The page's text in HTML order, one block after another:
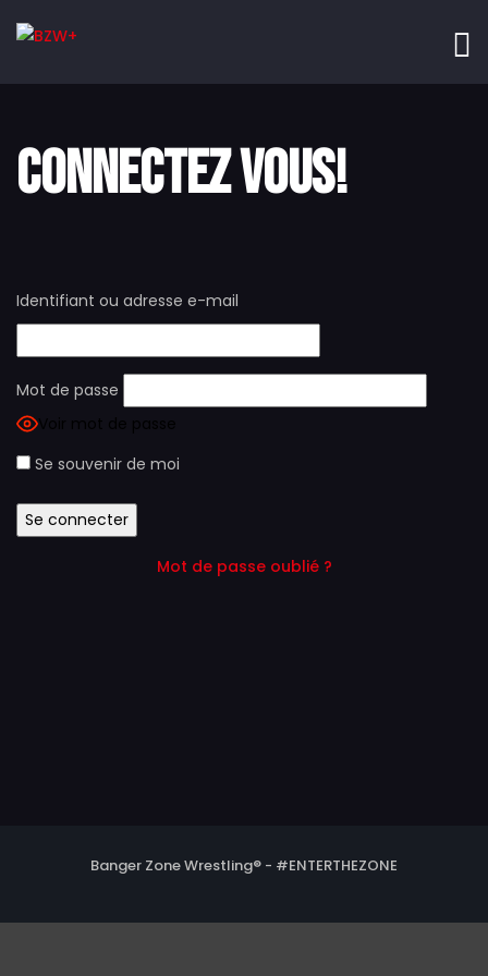
CONNECTEZ VOUS!
Identifiant ou adresse e-mail
Mot de passe
Se souvenir de moi
Mot de passe oublié ?
Banger Zone Wrestling® - #ENTERTHEZONE